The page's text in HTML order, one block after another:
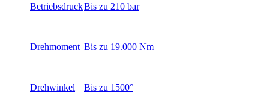
BetriebsdruckBis zu 210 bar
Drehmoment Bis zu 19.000 Nm
Drehwinkel Bis zu 1500°